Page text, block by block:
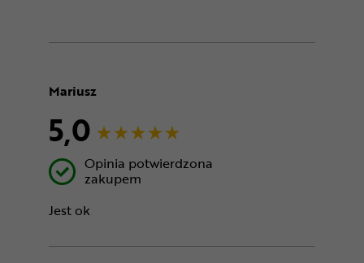
Mariusz
5,0
Opinia potwierdzona
zakupem
Jest ok